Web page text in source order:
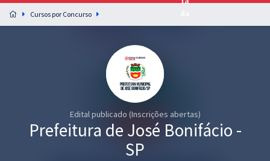
Preparação completa e intensiva para as principais
residências em saúde do Brasil
Cursos por Concurso
Edital publicado (Inscrições abertas)
Prefeitura de José Bonifácio -
SP